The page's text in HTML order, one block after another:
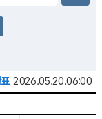
2026.05.20.06:00